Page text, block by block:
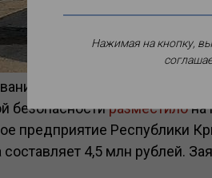
троллейбусов и
безопасностиразместилона
предприятие Республики
составляет 4,5 млн рублей.
Нажимая на кнопку,